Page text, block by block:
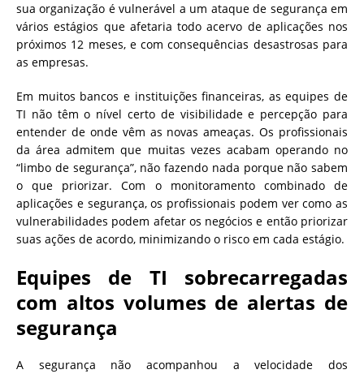
sua organização é vulnerável a um ataque de segurança em
vários estágios que afetaria todo acervo de aplicações nos
próximos 12 meses, e com consequências desastrosas para
as empresas.
Em muitos bancos e instituições financeiras, as equipes de
TI não têm o nível certo de visibilidade e percepção para
entender de onde vêm as novas ameaças. Os profissionais
da área admitem que muitas vezes acabam operando no
“limbo de segurança”, não fazendo nada porque não sabem
o que priorizar. Com o monitoramento combinado de
aplicações e segurança, os profissionais podem ver como as
vulnerabilidades podem afetar os negócios e então priorizar
suas ações de acordo, minimizando o risco em cada estágio.
Equipes de TI sobrecarregadas
com altos volumes de alertas de
segurança
A segurança não acompanhou a velocidade dos